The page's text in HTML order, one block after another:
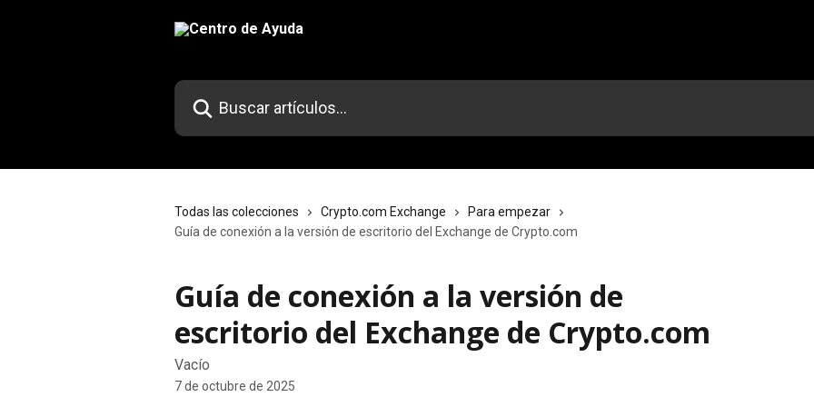
Buscar artículos...
Todas las colecciones Crypto.com Exchange
Para empezar
Guía de conexión a la versión de escritorio del Exchange de Crypto.com
Guía de conexión a la versión de
escritorio del Exchange de Crypto.com
Vacío
7 de octubre de 2025